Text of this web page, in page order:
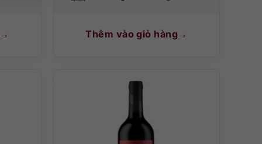
Thêm vào giỏ hàng